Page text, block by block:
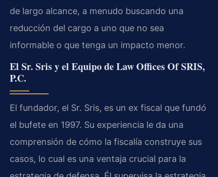
de largo alcance, a menudo buscando una
reducción del cargo a uno que no sea
informable o que tenga un impacto menor.
El Sr. Sris y el Equipo de Law Offices Of SRIS,
P.C.
El fundador, el Sr. Sris, es un ex fiscal que fundó
el bufete en 1997. Su experiencia le da una
comprensión de cómo la fiscalía construye sus
casos, lo cual es una ventaja crucial para la